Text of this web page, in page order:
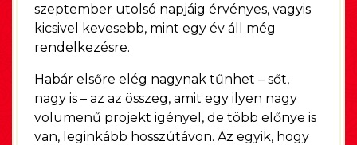
szeptember utolsó napjáig érvényes, vagyis
kicsivel kevesebb, mint egy év áll még
rendelkezésre.
Habár elsőre elég nagynak tűnhet – sőt,
nagy is – az az összeg, amit egy ilyen nagy
volumenű projekt igényel, de több előnye is
van, leginkább hosszútávon. Az egyik, hogy